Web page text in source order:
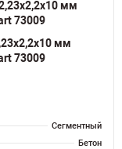
мм
73009
Сегментный
Бетон